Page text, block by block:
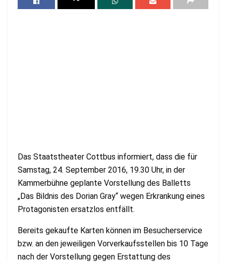
Das Staatstheater Cottbus informiert, dass die für
Samstag, 24. September 2016, 19.30 Uhr, in der
Kammerbühne geplante Vorstellung des Balletts
„Das Bildnis des Dorian Gray“ wegen Erkrankung eines
Protagonisten ersatzlos entfällt.
Bereits gekaufte Karten können im Besucherservice
bzw. an den jeweiligen Vorverkaufsstellen bis 10 Tage
nach der Vorstellung gegen Erstattung des